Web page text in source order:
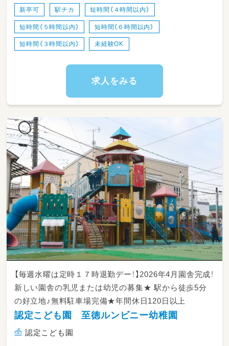
新卒可 駅チカ 短時間（４時間以内）
短時間（５時間以内） 短時間（６時間以内）
短時間（３時間以内） 未経験OK
求人をみる
【毎週水曜は定時１７時退勤デー！】2026年4月園舎完成！
新しい園舎の乳児または幼児の募集★ 駅から徒歩5分
の好立地♪無料駐車場完備★年間休日120日以上
認定こども園 至徳ルンビニー幼稚園
認定こども園